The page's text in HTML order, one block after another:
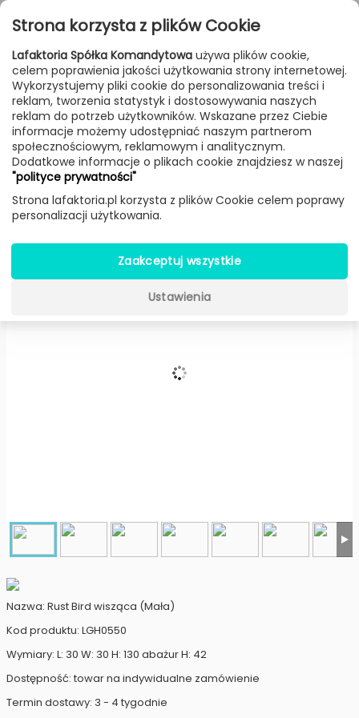
Przejdź do treści
FILTROWANIE & SORTOWANIE
Lampy Producenci Gie El Produkt
Rust Bird wisząca (Mała) - Gie
El
Nazwa: Rust Bird wisząca (Mała)
Kod produktu: LGH0550
Wymiary: L: 30 W: 30 H: 130 abażur H: 42
Dostępność: towar na indywidualne zamówienie
Termin dostawy: 3 - 4 tygodnie
Strona korzysta z plików Cookie
Lafaktoria Spółka Komandytowa używa plików cookie,
celem poprawienia jakości użytkowania strony internetowej.
Wykorzystujemy pliki cookie do personalizowania treści i
reklam, tworzenia statystyk i dostosowywania naszych
reklam do potrzeb użytkowników. Wskazane przez Ciebie
informacje możemy udostępniać naszym partnerom
społecznościowym, reklamowym i analitycznym.
Dodatkowe informacje o plikach cookie znajdziesz w naszej
"polityce prywatności"
Strona lafaktoria.pl korzysta z plików Cookie celem poprawy
personalizacji użytkowania.
Zaakceptuj wszystkie
Ustawienia